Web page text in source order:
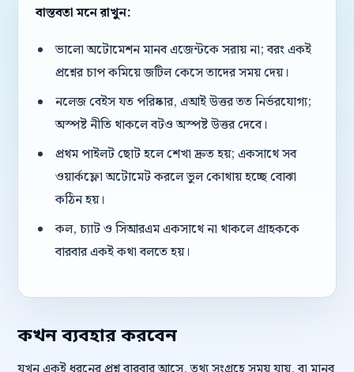
বাস্তবতা মনে রাখুন:
ভালো অটোমেশন মানব এজেন্টকে সরায় না; বরং একই
প্রশ্নের চাপ কমিয়ে জটিল কেসে তাদের সময় দেয়।
নলেজ বেইস যত পরিষ্কার, এআই উত্তর তত নির্ভরযোগ্য;
অস্পষ্ট নীতি থাকলে বটও অস্পষ্ট উত্তর দেবে।
প্রথম পাইলট ছোট হলে শেখা দ্রুত হয়; একসাথে সব
ওয়ার্কফ্লো অটোমেট করলে ভুল কোথায় হচ্ছে বোঝা
কঠিন হয়।
কল, চ্যাট ও সিআরএম একসাথে না থাকলে গ্রাহককে
বারবার একই কথা বলতে হয়।
কখন ব্যবহার করবেন